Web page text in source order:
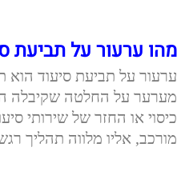
מהו ערעור על תביעת
ערעור על תביעת סיעוד הוא
מערער על החלטה שקיבלה
כיסוי או החזר של שירותי
מורכב, אליו מלווה תהליך